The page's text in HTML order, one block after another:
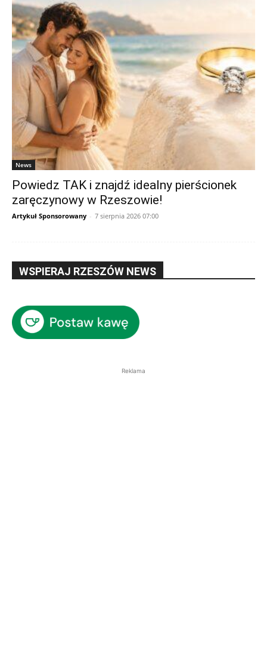
News
Powiedz TAK i znajdź idealny pierścionek
zaręczynowy w Rzeszowie!
Artykuł Sponsorowany - 7 sierpnia 2026 07:00
WSPIERAJ RZESZÓW NEWS
Reklama